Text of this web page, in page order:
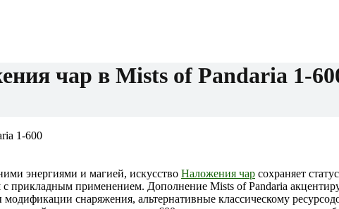
чар в Mists of Pandaria 1-
энергиями и магией, искусство Наложения чар сохраняет
прикладным применением. Дополнение Mists of Pandaria
снаряжения, альтернативные классическому